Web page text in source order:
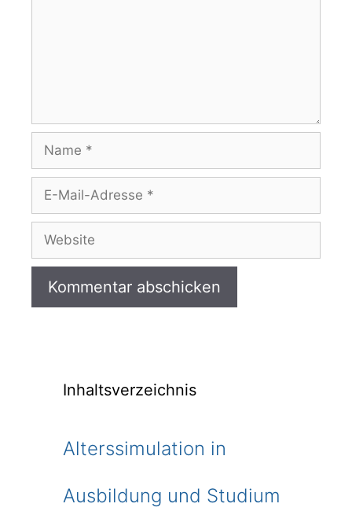
Name
Adresse
Website
Inhaltsverzeichnis
Alterssimulation in
Ausbildung und Studium